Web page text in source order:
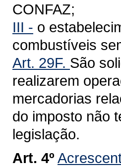
CONFAZ;
III - o
combustíveis
Art. 29F. São
realizarem
mercadorias
do imposto não
legislação.
Art. 4º